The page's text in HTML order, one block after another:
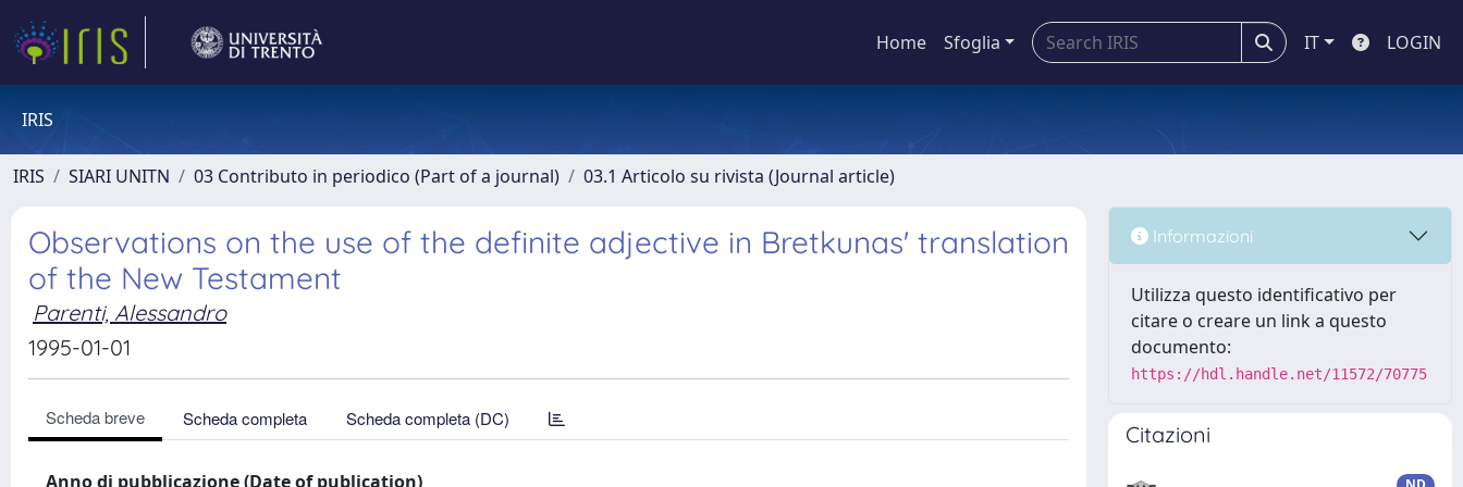
Home Sfoglia IT LOGIN
IRIS
IRIS SIARI UNITN 03 Contributo in periodico (Part of a journal) 03.1 Articolo su rivista (Journal article)
Observations on the use of the definite adjective in Bretkunas' translation
of the New Testament
Parenti, Alessandro
1995-01-01
Scheda breve Scheda completa Scheda completa (DC)
Anno di pubblicazione (Date of publication)
Informazioni
Utilizza questo identificativo per
citare o creare un link a questo
documento:
https://hdl.handle.net/11572/70775
Citazioni